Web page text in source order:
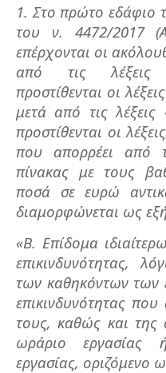
1. Στο πρώτο εδάφιο
του ν. 4472/2017
επέρχονται οι
από τις λέξεις
προστίθενται οι
μετά από τις
προστίθενται οι
που απορρέει από
πίνακας με τους
ποσά σε ευρώ
διαμορφώνεται ως
«Β. Επίδομα
επικινδυνότητας,
των καθηκόντων των
επικινδυνότητας
τους, καθώς και
ωράριο
εργασίας, οριζόμενο